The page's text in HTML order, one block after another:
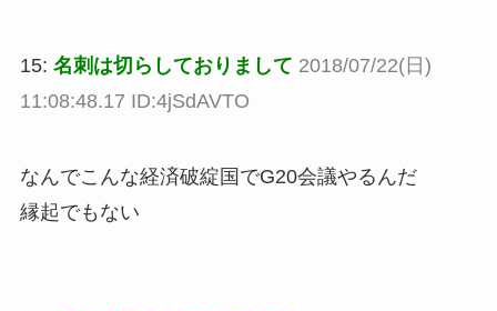
15: 名刺は切らしておりまして 2018/07/22(日)
11:08:48.17 ID:4jSdAVTO
なんでこんな経済破綻国でG20会議やるんだ
縁起でもない